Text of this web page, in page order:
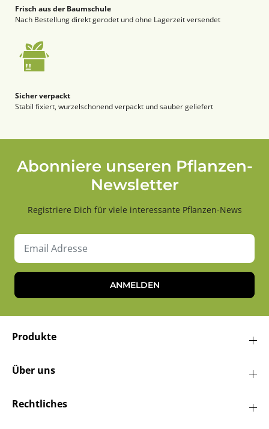
Frisch aus der Baumschule
Nach Bestellung direkt gerodet und ohne Lagerzeit versendet
Sicher verpackt
Stabil fixiert, wurzelschonend verpackt und sauber geliefert
Abonniere unseren Pflanzen-
Newsletter
Registriere Dich für viele interessante Pflanzen-News
ANMELDEN
Produkte
Über uns
Rechtliches